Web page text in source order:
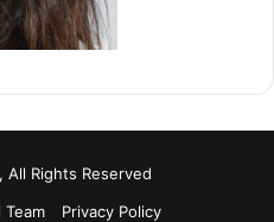
Rights Reserved
Team
Privacy Policy